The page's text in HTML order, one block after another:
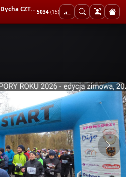
Wrocławska Dycha CZTERY PORY ROKU 2026 - edycja zimowa 5034 (15)